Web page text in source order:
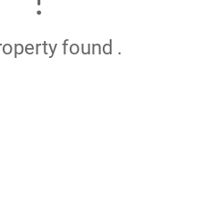
found .